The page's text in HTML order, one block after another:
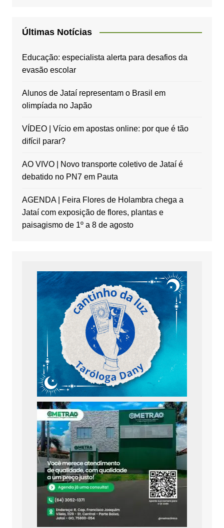
Últimas Notícias
Educação: especialista alerta para desafios da
evasão escolar
Alunos de Jataí representam o Brasil em
olimpíada no Japão
VÍDEO | Vício em apostas online: por que é tão
difícil parar?
AO VIVO | Novo transporte coletivo de Jataí é
debatido no PN7 em Pauta
AGENDA | Feira Flores de Holambra chega a
Jataí com exposição de flores, plantas e
paisagismo de 1º a 8 de agosto